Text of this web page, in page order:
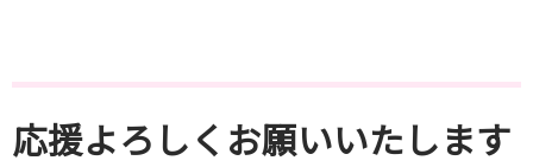
応援よろしくお願いいたします